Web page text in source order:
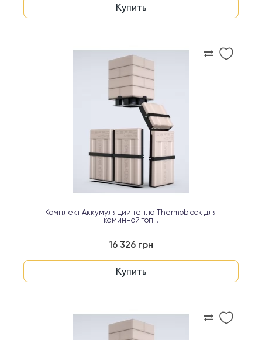
Купить
Комплект Аккумуляции тепла Thermoblock для
каминной топ...
16 326 грн
Купить